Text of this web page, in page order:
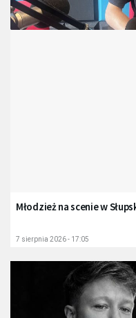
Młodzież na scenie w
7 sierpnia 2026 - 17:05